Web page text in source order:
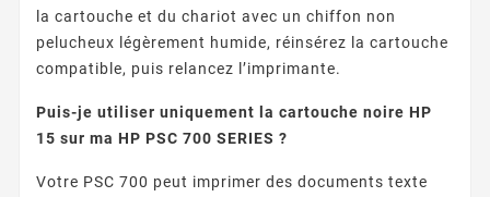
la cartouche et du chariot avec un chiffon non
pelucheux légèrement humide, réinsérez la cartouche
compatible, puis relancez l’imprimante.
Puis-je utiliser uniquement la cartouche noire HP
15 sur ma HP PSC 700 SERIES ?
Votre PSC 700 peut imprimer des documents texte